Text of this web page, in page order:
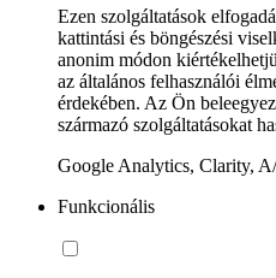
Ezen szolgáltatások
kattintási és böngészési
anonim módon
az általános felhasználói
érdekében. Az Ön
származó szolgáltatásokat
Google Analytics, Clarity,
Funkcionális